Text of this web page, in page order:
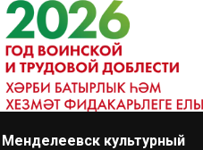
Менделеевск культурный